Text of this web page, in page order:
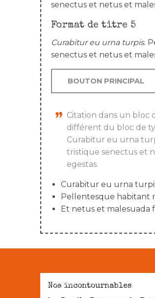
senectus et netus et
Format de titre 5
Curabitur eu urna turpis.
senectus et netus et
BOUTON PRINCIPAL
Citation dans un bloc
différent du bloc de
Curabitur eu urna
tristique senectus et
egestas.
Curabitur eu urna
Pellentesque habitant
Et netus et malesuada
AVEC LES ENFANTS
Nos incontournables